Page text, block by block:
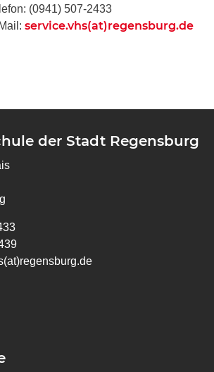
(0941) 507-2433
service.vhs(at)regensburg.de
der Stadt Regensburg